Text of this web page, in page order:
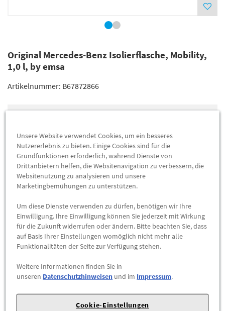
Original Mercedes-Benz Isolierflasche, Mobility,
1,0 l, by emsa
Artikelnummer: B67872866
Preis inkl.
MwSt.
Versandkostenfrei
Abholung
Preis inkl.19%MwSt.
- +
Herstellerangaben:Mercedes-Benz AG |Mercedesstr. 120 |
70723 Stuttgart |Tel: +49711170 |E-Mail:
dialog.mb@mercedes-benz.com|Webseite:
Unsere Website verwendet Cookies, um ein besseres
Nutzererlebnis zu bieten. Einige Cookies sind für die
Grundfunktionen erforderlich, während Dienste von
Drittanbietern helfen, die Websitenavigation zu verbessern, die
Websitenutzung zu analysieren und unsere
Marketingbemühungen zu unterstützen.
Um diese Dienste verwenden zu dürfen, benötigen wir Ihre
Einwilligung. Ihre Einwilligung können Sie jederzeit mit Wirkung
für die Zukunft widerrufen oder ändern. Bitte beachten Sie, dass
auf Basis Ihrer Einstellungen womöglich nicht mehr alle
Funktionalitäten der Seite zur Verfügung stehen.
Weitere Informationen finden Sie in
unseren Datenschutzhinweisen und im Impressum.
Cookie-Einstellungen